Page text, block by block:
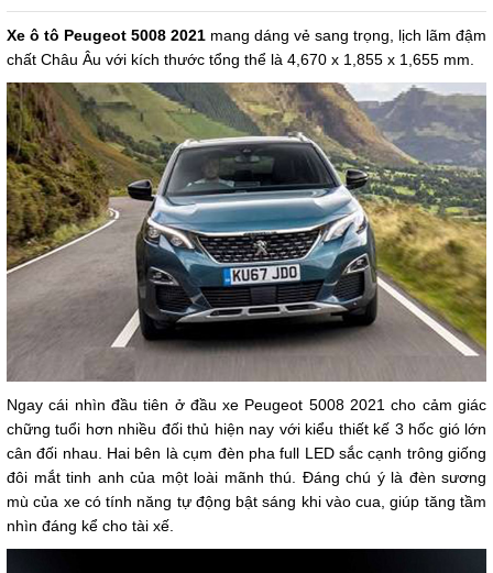
Xe ô tô Peugeot 5008 2021 mang dáng vẻ sang trọng, lịch lãm đậm
chất Châu Âu với kích thước tổng thể là 4,670 x 1,855 x 1,655 mm.
Ngay cái nhìn đầu tiên ở đầu xe Peugeot 5008 2021 cho cảm giác
chững tuổi hơn nhiều đối thủ hiện nay với kiểu thiết kế 3 hốc gió lớn
cân đối nhau. Hai bên là cụm đèn pha full LED sắc cạnh trông giống
đôi mắt tinh anh của một loài mãnh thú. Đáng chú ý là đèn sương
mù của xe có tính năng tự động bật sáng khi vào cua, giúp tăng tầm
nhìn đáng kể cho tài xế.